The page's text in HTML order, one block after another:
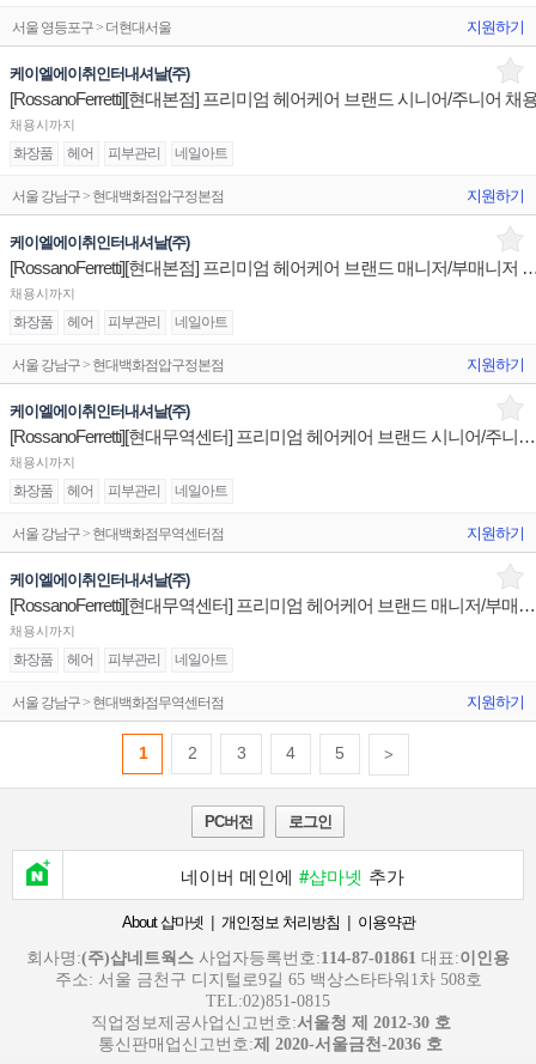
서울 영등포구 > 더현대서울 지원하기
케이엘에이취인터내셔날(주)
[RossanoFerretti][현대본점] 프리미엄 헤어케어 브랜드 시니어/주니어 채
채용시까지
화장품 헤어 피부관리 네일아트
서울 강남구 > 현대백화점압구정본점 지원하기
케이엘에이취인터내셔날(주)
[RossanoFerretti][현대본점] 프리미엄 헤어
채용시까지
화장품 헤어 피부관리 네일아트
서울 강남구 > 현대백화점압구정본점 지원하기
케이엘에이취인터내셔날(주)
[RossanoFerretti][현대무역센터] 프리미엄 헤어케어 브랜드 시니어/주니어 채용
채용시까지
화장품 헤어 피부관리 네일아트
서울 강남구 > 현대백화점무역센터점 지원하기
케이엘에이취인터내셔날(주)
[RossanoFerretti][현대무역센터] 프리미엄 헤어케어 브랜드 매니저/부매니저 채용
채용시까지
화장품 헤어 피부관리 네일아트
서울 강남구 > 현대백화점무역센터점 지원하기
1 2 3 4 5 >
PC버전 로그인
네이버 메인에 #샵마넷 추가
About 샵마넷 | 개인정보 처리방침 | 이용약관
회사명:(주)샵네트웍스 사업자등록번호:114-87-01861 대표:이인용
주소: 서울 금천구 디지털로9길 65 백상스타타워1차 508호
TEL:02)851-0815
직업정보제공사업신고번호:서울청 제 2012-30 호
통신판매업신고번호:제 2020-서울금천-2036 호